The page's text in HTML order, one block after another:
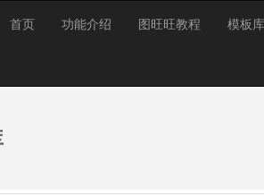
首页 功能介绍 图旺旺教程 模板库